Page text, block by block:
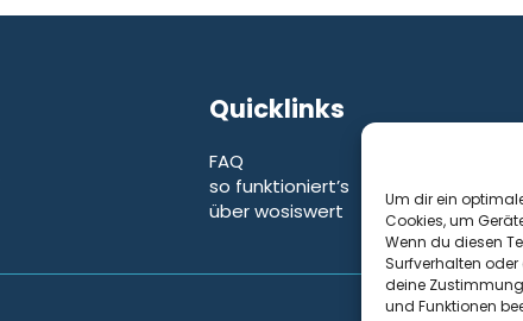
Um dir ein
Cookies, um
Wenn du diesen
Surfverhalten oder
deine
und Funktionen
Quicklinks
FAQ
so funktioniert’s
über wosiswert